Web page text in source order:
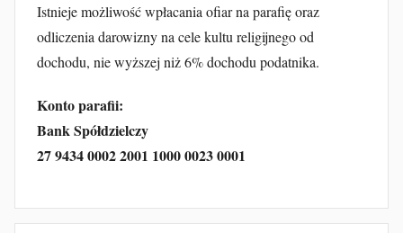
Istnieje możliwość wpłacania ofiar na parafię oraz
odliczenia darowizny na cele kultu religijnego od
dochodu, nie wyższej niż 6% dochodu podatnika.
Konto parafii:
Bank Spółdzielczy
27 9434 0002 2001 1000 0023 0001